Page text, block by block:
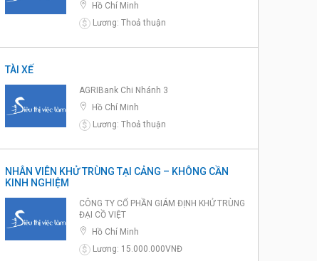
Hồ Chí Minh
$
Lương: Thoả thuận
TÀI XẾ
AGRIBank Chi Nhánh 3
Hồ Chí Minh
$
Lương: Thoả thuận
NHÂN VIÊN KHỬ TRÙNG TẠI CẢNG – KHÔNG CẦN
KINH NGHIỆM
CÔNG TY CỔ PHẦN GIÁM ĐỊNH KHỬ TRÙNG
ĐẠI CỒ VIỆT
Hồ Chí Minh
$
Lương: 15.000.000VNĐ